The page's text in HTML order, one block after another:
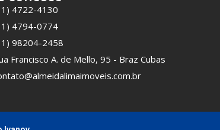
4722-4130
4794-0774
98204-2458
Francisco A. de Mello, 95 - Braz Cubas